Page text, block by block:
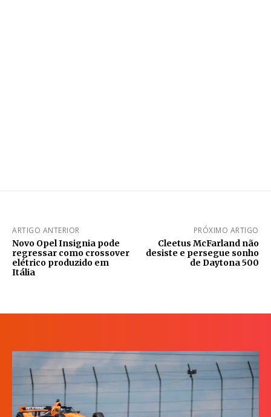
ARTIGO ANTERIOR
Novo Opel Insignia pode
regressar como crossover
elétrico produzido em
Itália
PRÓXIMO ARTIGO
Cleetus McFarland não
desiste e persegue sonho
de Daytona 500